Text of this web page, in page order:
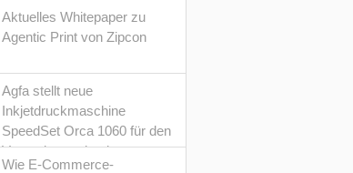
Aktuelles Whitepaper zu
Agentic Print von Zipcon
Agfa stellt neue
Inkjetdruckmaschine
SpeedSet Orca 1060 für den
Verpackungsdruck vor
Wie E-Commerce-